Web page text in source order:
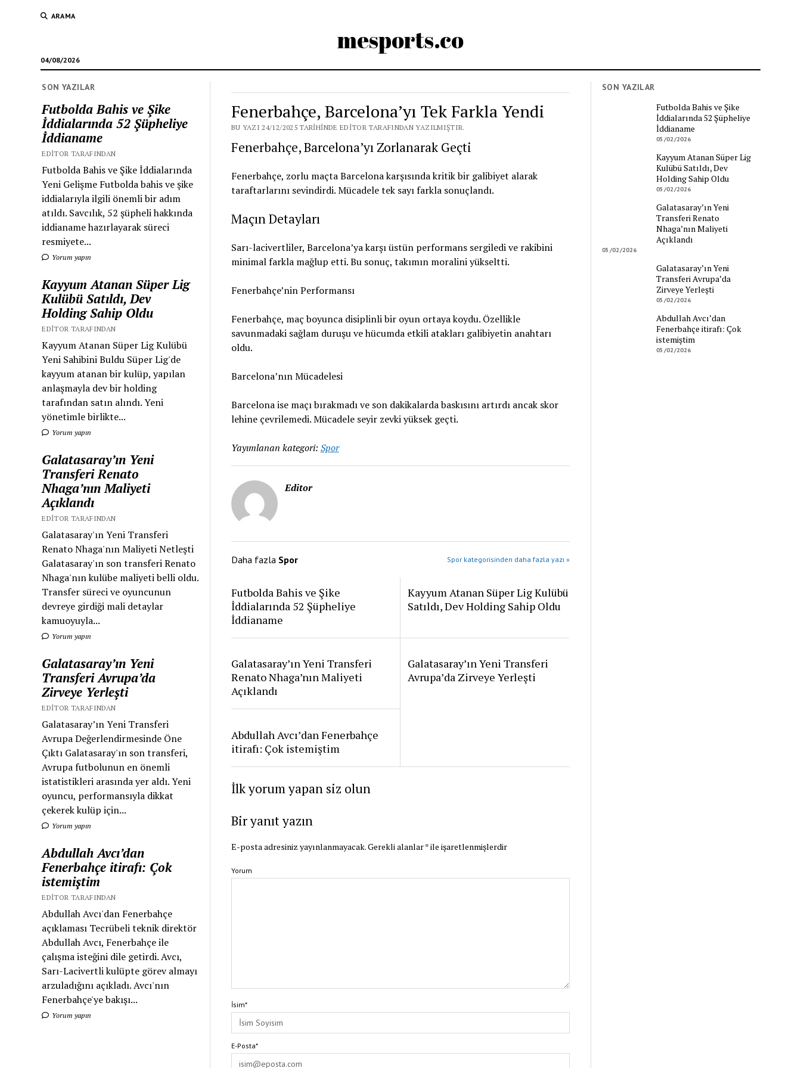
ARAMA
mesports.co
04/08/2026
SON YAZILAR
Futbolda Bahis ve Şike
İddialarında 52 Şüpheliye
İddianame
EDITOR TARAFINDAN
Futbolda Bahis ve Şike İddialarında
Yeni Gelişme Futbolda bahis ve şike
iddialarıyla ilgili önemli bir adım
atıldı. Savcılık, 52 şüpheli hakkında
iddianame hazırlayarak süreci
resmiyete...
Yorum yapın
Kayyum Atanan Süper Lig
Kulübü Satıldı, Dev
Holding Sahip Oldu
EDITOR TARAFINDAN
Kayyum Atanan Süper Lig Kulübü
Yeni Sahibini Buldu Süper Lig'de
kayyum atanan bir kulüp, yapılan
anlaşmayla dev bir holding
tarafından satın alındı. Yeni
yönetimle birlikte...
Yorum yapın
Galatasaray’ın Yeni
Transferi Renato
Nhaga’nın Maliyeti
Açıklandı
EDITOR TARAFINDAN
Galatasaray'ın Yeni Transferi
Renato Nhaga'nın Maliyeti Netleşti
Galatasaray'ın son transferi Renato
Nhaga'nın kulübe maliyeti belli oldu.
Transfer süreci ve oyuncunun
devreye girdiği mali detaylar
kamuoyuyla...
Yorum yapın
Galatasaray’ın Yeni
Transferi Avrupa’da
Zirveye Yerleşti
EDITOR TARAFINDAN
Galatasaray’ın Yeni Transferi
Avrupa Değerlendirmesinde Öne
Çıktı Galatasaray'ın son transferi,
Avrupa futbolunun en önemli
istatistikleri arasında yer aldı. Yeni
oyuncu, performansıyla dikkat
çekerek kulüp için...
Yorum yapın
Abdullah Avcı’dan
Fenerbahçe itirafı: Çok
istemiştim
EDITOR TARAFINDAN
Abdullah Avcı'dan Fenerbahçe
açıklaması Tecrübeli teknik direktör
Abdullah Avcı, Fenerbahçe ile
çalışma isteğini dile getirdi. Avcı,
Sarı-Lacivertli kulüpte görev almayı
arzuladığını açıkladı. Avcı'nın
Fenerbahçe'ye bakışı...
Yorum yapın
Fenerbahçe, Barcelona’yı Tek Farkla Yendi
BU YAZI 24/12/2025 TARIHINDE EDITOR TARAFINDAN YAZILMIŞTIR.
Fenerbahçe, Barcelona’yı Zorlanarak Geçti
Fenerbahçe, zorlu maçta Barcelona karşısında kritik bir galibiyet alarak
taraftarlarını sevindirdi. Mücadele tek sayı farkla sonuçlandı.
Maçın Detayları
Sarı-lacivertliler, Barcelona’ya karşı üstün performans sergiledi ve rakibini
minimal farkla mağlup etti. Bu sonuç, takımın moralini yükseltti.
Fenerbahçe’nin Performansı
Fenerbahçe, maç boyunca disiplinli bir oyun ortaya koydu. Özellikle
savunmadaki sağlam duruşu ve hücumda etkili atakları galibiyetin anahtarı
oldu.
Barcelona’nın Mücadelesi
Barcelona ise maçı bırakmadı ve son dakikalarda baskısını artırdı ancak skor
lehine çevrilemedi. Mücadele seyir zevki yüksek geçti.
Yayımlanan kategori: Spor
Editor
Daha fazla Spor Spor kategorisinden daha fazla yazı »
Futbolda Bahis ve Şike
İddialarında 52 Şüpheliye
İddianame
Kayyum Atanan Süper Lig Kulübü
Satıldı, Dev Holding Sahip Oldu
Galatasaray’ın Yeni Transferi
Renato Nhaga’nın Maliyeti
Açıklandı
Galatasaray’ın Yeni Transferi
Avrupa’da Zirveye Yerleşti
Abdullah Avcı’dan Fenerbahçe
itirafı: Çok istemiştim
İlk yorum yapan siz olun
Bir yanıt yazın
E-posta adresiniz yayınlanmayacak.Gerekli alanlar*ile işaretlenmişlerdir
Yorum
İsim*
E-Posta*
SON YAZILAR
Futbolda Bahis ve Şike
İddialarında 52 Şüpheliye
İddianame
05/02/2026
Kayyum Atanan Süper Lig
Kulübü Satıldı, Dev
Holding Sahip Oldu
05/02/2026
Galatasaray’ın Yeni
Transferi Renato
Nhaga’nın Maliyeti
Açıklandı
05/02/2026
Galatasaray’ın Yeni
Transferi Avrupa’da
Zirveye Yerleşti
05/02/2026
Abdullah Avcı’dan
Fenerbahçe itirafı: Çok
istemiştim
05/02/2026